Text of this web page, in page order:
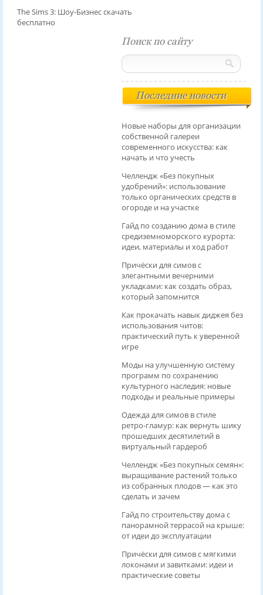
The Sims 3: Шоу-Бизнес скачать
бесплатно
Поиск по сайту
Последние новости
Новые наборы для организации
собственной галереи
современного искусства: как
начать и что учесть
Челлендж «Без покупных
удобрений»: использование
только органических средств в
огороде и на участке
Гайд по созданию дома в стиле
средиземноморского курорта:
идеи, материалы и ход работ
Причёски для симов с
элегантными вечерними
укладками: как создать образ,
который запомнится
Как прокачать навык диджея без
использования читов:
практический путь к уверенной
игре
Моды на улучшенную систему
программ по сохранению
культурного наследия: новые
подходы и реальные примеры
Одежда для симов в стиле
ретро‑гламур: как вернуть шику
прошедших десятилетий в
виртуальный гардероб
Челлендж «Без покупных семян»:
выращивание растений только
из собранных плодов — как это
сделать и зачем
Гайд по строительству дома с
панорамной террасой на крыше:
от идеи до эксплуатации
Причёски для симов с мягкими
локонами и завитками: идеи и
практические советы